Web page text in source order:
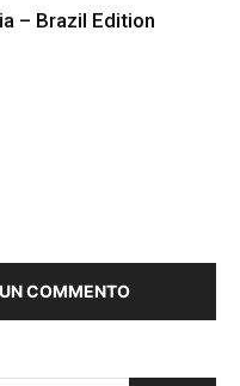
– Brazil Edition
COMMENTO